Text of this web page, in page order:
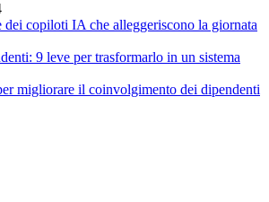
copiloti IA che alleggeriscono la giornata
9 leve per trasformarlo in un sistema
migliorare il coinvolgimento dei dipendenti